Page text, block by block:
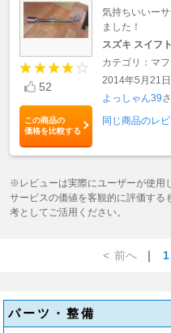
52
この商品の
価格を比較する
気持ちいいー
ました！
スズキ スイフ
カテゴリ：マ
2014年5月21
よっしゃん39
同じ商品のレ
※レビューは実際にユーザーが使用
サービスの価値を客観的に評価する
考としてご活用ください。
< 前へ ｜ 1
パーツ・整備